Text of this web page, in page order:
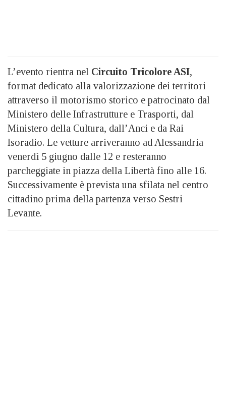
L’evento rientra nel Circuito Tricolore ASI,
format dedicato alla valorizzazione dei territori
attraverso il motorismo storico e patrocinato dal
Ministero delle Infrastrutture e Trasporti, dal
Ministero della Cultura, dall’Anci e da Rai
Isoradio. Le vetture arriveranno ad Alessandria
venerdì 5 giugno dalle 12 e resteranno
parcheggiate in piazza della Libertà fino alle 16.
Successivamente è prevista una sfilata nel centro
cittadino prima della partenza verso Sestri
Levante.